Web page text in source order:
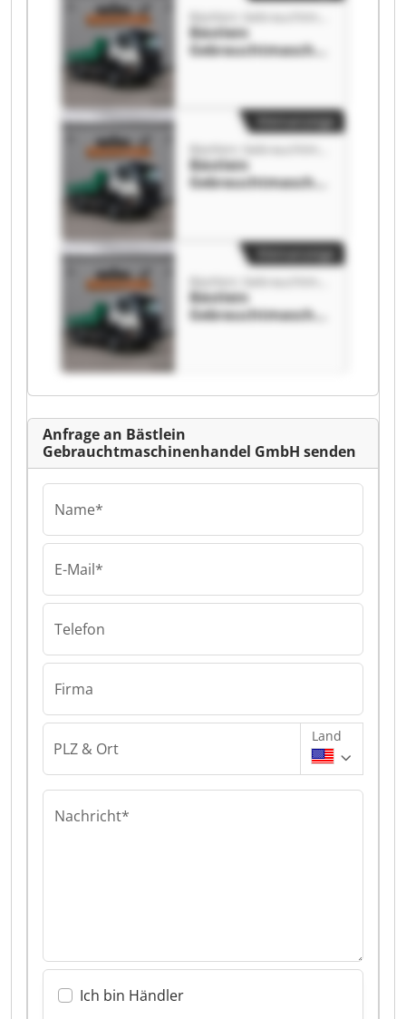
Bästlein
Gebrauchtmaschin
Gebrauchtmaschin
enhandel GmbH
Bästlein
Gebrauchtmaschin
Gebrauchtmaschin
enhandel GmbH
Kleinanzeige
Bästlein
Gebrauchtmaschin
Kleinanzeige
Anfrage an Bästlein
Gebrauchtmaschinenhandel GmbH senden
Name*
E-Mail*
Telefon
Firma
PLZ & Ort
Land
Nachricht*
Ich bin Händler